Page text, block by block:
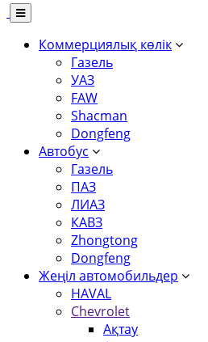
Коммерциялық көлік
Газель
УАЗ
FAW
Shacman
Dongfeng
Автобус
Газель
ПАЗ
ЛИАЗ
КАВЗ
Zhongtong
Dongfeng
Жеңіл автомобильдер
HAVAL
Chevrolet
Ақтау